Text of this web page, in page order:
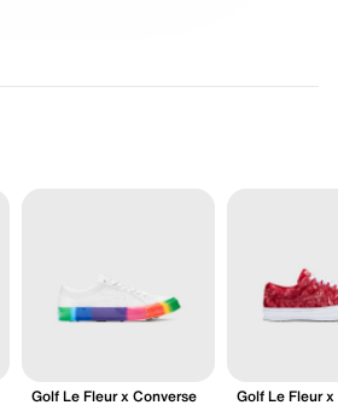
Golf Le Fleur x Converse
Golf Le Fleur x